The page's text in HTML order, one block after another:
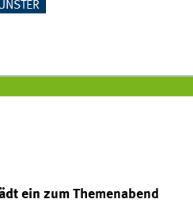
ein zum Themenabend